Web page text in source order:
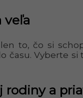
veľa
to, čo si
času. Vyberte
rodiny a